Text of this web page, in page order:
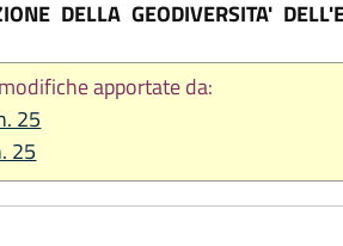
DELLA GEODIVERSITA'
apportate da:
25
25